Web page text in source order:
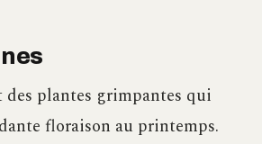
des plantes grimpantes qui
floraison au printemps.